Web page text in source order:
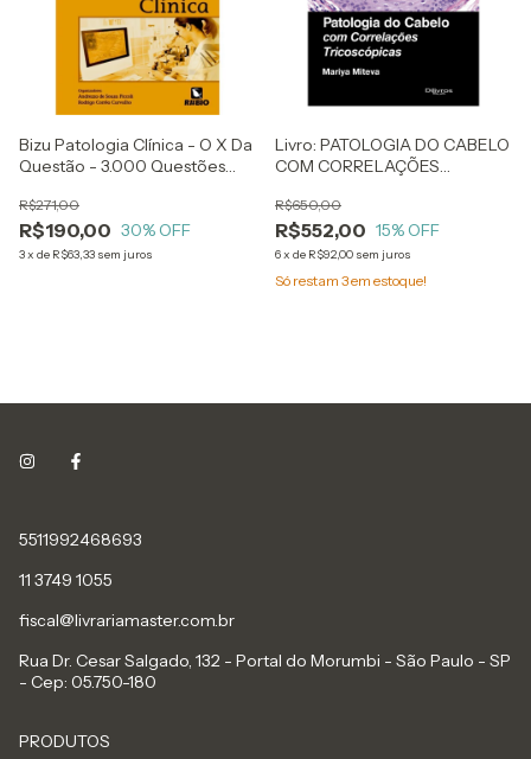
Bizu Patologia Clínica - O X Da
Questão - 3.000 Questões
Piccoli E Rodrigo Corrêa
Carvalho
R$190,00
R$271,00
30% OFF
3x de R$63,33 sem juros
Livro: PATOLOGIA DO CABELO
COM CORRELAÇÕES
R$552,00
R$650,00
15% OFF
6x de R$92,00 sem juros
Só restam 3em estoque!
5511992468693
11 3749 1055
fiscal@livrariamaster.com.br
Rua Dr. Cesar Salgado, 132 - Portal do Morumbi - São Paulo - SP
- Cep: 05.750-180
PRODUTOS